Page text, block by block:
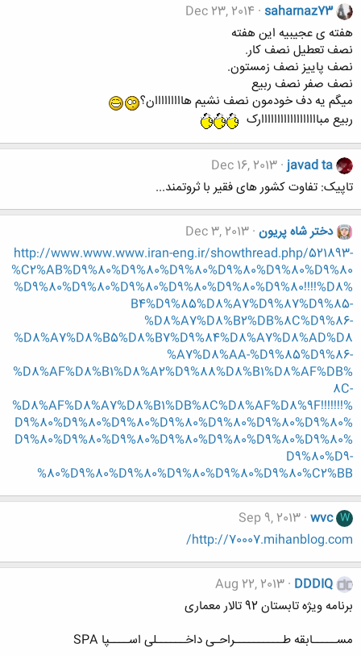
saharnaz73
Dec 23, 2014
هفته ی عجیبیه این هفته
نصف تعطیل نصف کار.
نصف پاییز نصف زمستون.
نصف صفر نصف ربیع
میگم یه دف خودمون نصف نشیم هااااااااان؟
ربیع مباااااااااااااااااارک
javad ta
Dec 16, 2013
تاپیک: تفاوت کشور های فقیر با ثروتمند...
دختر شاه پریون Dec 3, 2013
http://www.www.www.iran-eng.ir/showthread.php/521893-
%C2%AB%D9%80%D9%80%D9%80%D9%80%D9%80%D9%80
%D9%80%D9%80%D9%80%D9%80%D9%80%D9%80!!!!%D8%
B4%D9%85%D8%A7%D9%87%D9%85-
%D8%A7%D8%B2%DB%8C%D9%86-
%D8%A7%D8%B5%D8%B7%D9%84%D8%A7%D8%AD%D8
%A7%D8%AA-%D9%85%D9%86-
%D8%AF%D8%B1%D8%A2%D9%88%D8%B1%D8%AF%DB%
8C-
%D8%AF%D8%A7%D8%B1%DB%8C%D8%AF%D8%9F!!!!!!!%
D9%80%D9%80%D9%80%D9%80%D9%80%D9%80%D9%80%
D9%80%D9%80%D9%80%D9%80%D9%80%D9%80%D9%80%
D9%80%D9-
%80%D9%80%D9%80%D9%80%D9%80%D9%80%C2%BB
W
wvc
Sep 9, 2013
http://70007.mihanblog.com/
DDDIQ
Aug 22, 2013
برنامه ویژه تابستان 92 تالار معماری
مســـــابقه طــــــــــراحـی داخــــــلی اســــپا SPA